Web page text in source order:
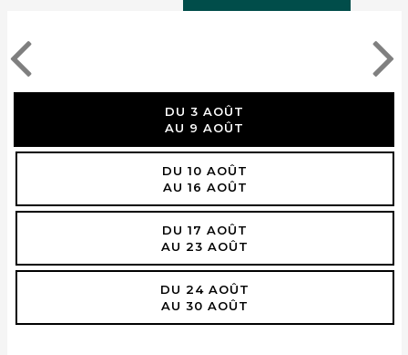
DU 3 AOÛT
AU 9 AOÛT
DU 10 AOÛT
AU 16 AOÛT
DU 17 AOÛT
AU 23 AOÛT
DU 24 AOÛT
AU 30 AOÛT